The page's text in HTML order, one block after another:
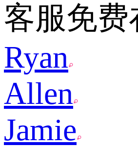
客服免
Ryan
Allen
Jamie